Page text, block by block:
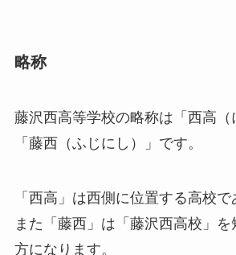
略称
藤沢西高等学校の略称は「西高（
「藤西（ふじにし）」です。
「西高」は西側に位置する高校で
また「藤西」は「藤沢西高校」
方になります。